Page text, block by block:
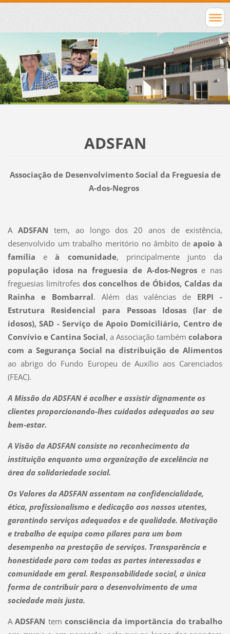
ADSFAN
Associação de Desenvolvimento Social da Freguesia de
A-dos-Negros
A ADSFAN tem, ao longo dos 20 anos de existência,
desenvolvido um trabalho meritório no âmbito deapoio à
família eà comunidade, principalmente junto da
população idosa na freguesia de A-dos-Negros e nas
freguesias limítrofes dos concelhos de Óbidos, Caldas da
Rainha e Bombarral. Além das valências de ERPI -
Estrutura Residencial para Pessoas Idosas (lar de
idosos), SAD - Serviço de Apoio Domiciliário, Centro de
Convívio e Cantina Social, a Associação tambémcolabora
com a Segurança Social na distribuição de Alimentos
ao abrigo do Fundo Europeu de Auxílio aos Carenciados
(FEAC).
A Missão da ADSFAN é acolher e assistir dignamente os
clientes proporcionando-lhes cuidados adequados ao seu
bem-estar.
A Visão da ADSFAN consiste no reconhecimento da
instituição enquanto uma organização de excelência na
área da solidariedade social.
Os Valores da ADSFAN assentam na confidencialidade,
ética, profissionalismo e dedicação aos nossos utentes,
garantindo serviços adequados e de qualidade. Motivação
e trabalho de equipa como pilares para um bom
desempenho na prestação de serviços. Transparência e
honestidade para com todas as partes interessadas e
comunidade em geral. Responsabilidade social, a única
forma de contribuir para o desenvolvimento de uma
sociedade mais justa.
AADSFAN tem consciência da importância do trabalho